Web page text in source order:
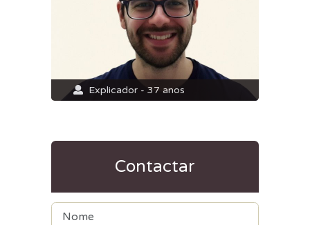
Explicador - 37 anos
Contactar